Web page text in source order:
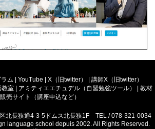
ム YouTube X（旧twitter）
講師X（旧twitter）
教室
アミティエエチュデル（自習勉強ツール）
教材
販売サイト（講座申込など）
北長狭通4-3-5ドムス北長狭1F TEL / 078-321-0034
language school depuis 2002. All Rights Reserved.